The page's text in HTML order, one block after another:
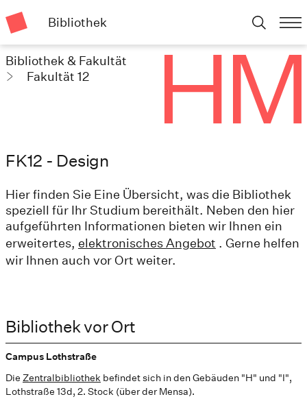
Bibliothek
Bibliothek & Fakultät
Fakultät 12
FK12 - Design
Hier finden Sie Eine Übersicht, was die Bibliothek
speziell für Ihr Studium bereithält. Neben den hier
aufgeführten Informationen bieten wir Ihnen ein
erweitertes, elektronisches Angebot . Gerne helfen
wir Ihnen auch vor Ort weiter.
Bibliothek vor Ort
Campus Lothstraße
Die Zentralbibliothek befindet sich in den Gebäuden "H" und "I",
Lothstraße 13d, 2. Stock (über der Mensa).